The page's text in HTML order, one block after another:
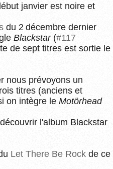
janvier est noire et
du 2 décembre dernier
Blackstar(#117
de sept titres est sortie le
nous prévoyons un
titres (anciens et
on intègre le Motörhead
l'album Blackstar
Let There Be Rock de ce